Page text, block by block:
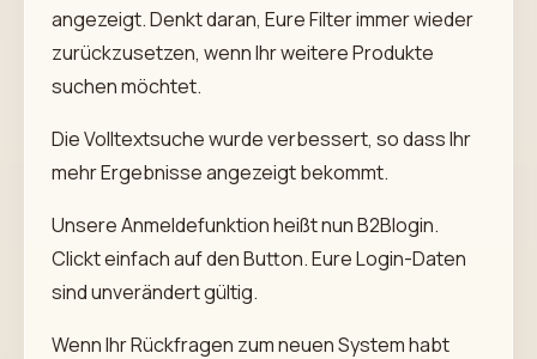
angezeigt. Denkt daran, Eure Filter immer wieder
zurückzusetzen, wenn Ihr weitere Produkte
suchen möchtet.
Die Volltextsuche wurde verbessert, so dass Ihr
mehr Ergebnisse angezeigt bekommt.
Unsere Anmeldefunktion heißt nun B2Blogin.
Clickt einfach auf den Button. Eure Login-Daten
sind unverändert gültig.
Wenn Ihr Rückfragen zum neuen System habt